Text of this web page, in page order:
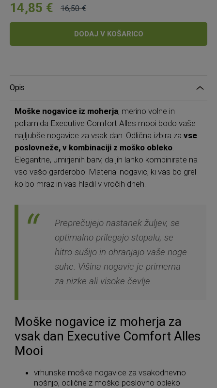
Cena:
14,85 €
Običajna
16,50 €
DODAJ V KOŠARICO
Opis
Moške nogavice iz moherja, merino volne in
poliamida Executive Comfort Alles mooi bodo vaše
najljubše nogavice za vsak dan. Odlična izbira za vse
poslovneže, v kombinaciji z moško obleko.
Elegantne, umirjenih barv, da jih lahko kombinirate na
vso vašo garderobo. Material nogavic, ki vas bo grel
ko bo mraz in vas hladil v vročih dneh.
Preprečujejo nastanek žuljev, se
optimalno prilegajo stopalu, se
hitro sušijo in ohranjajo vaše noge
suhe. Višina nogavic je primerna
za nizke ali visoke čevlje.
Moške nogavice iz moherja za
vsak dan Executive Comfort Alles
Mooi
vrhunske moške nogavice za vsakodnevno
nošnjo, odlične z moško poslovno obleko